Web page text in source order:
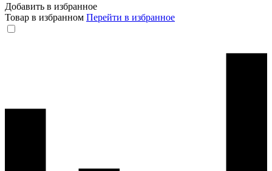
Добавить в избранное
Товар в избранном Перейти в избранное